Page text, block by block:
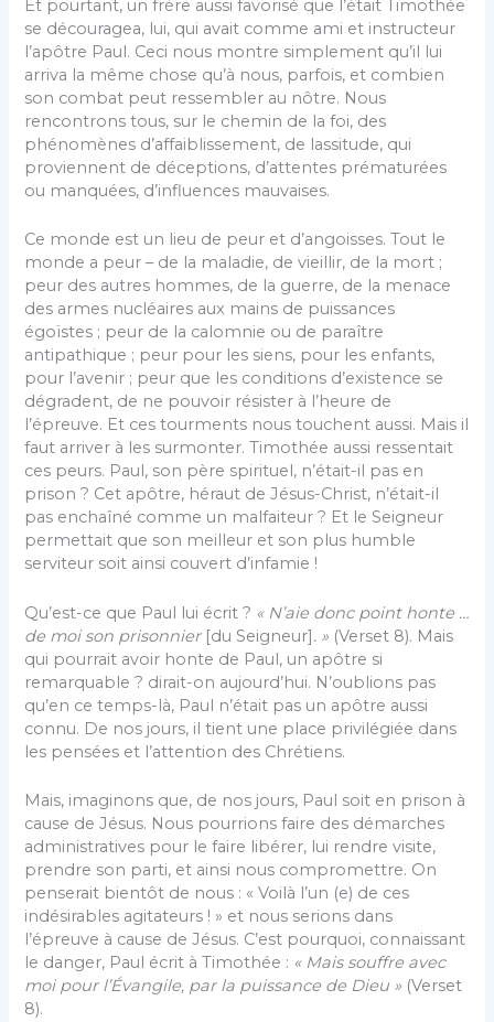
Et pourtant, un frère aussi favorisé que l’était Timothée
se découragea, lui, qui avait comme ami et instructeur
l’apôtre Paul. Ceci nous montre simplement qu’il lui
arriva la même chose qu’à nous, parfois, et combien
son combat peut ressembler au nôtre. Nous
rencontrons tous, sur le chemin de la foi, des
phénomènes d’affaiblissement, de lassitude, qui
proviennent de déceptions, d’attentes prématurées
ou manquées, d’influences mauvaises.
Ce monde est un lieu de peur et d’angoisses. Tout le
monde a peur – de la maladie, de vieillir, de la mort ;
peur des autres hommes, de la guerre, de la menace
des armes nucléaires aux mains de puissances
égoïstes ; peur de la calomnie ou de paraître
antipathique ; peur pour les siens, pour les enfants,
pour l’avenir ; peur que les conditions d’existence se
dégradent, de ne pouvoir résister à l’heure de
l’épreuve. Et ces tourments nous touchent aussi. Mais il
faut arriver à les surmonter. Timothée aussi ressentait
ces peurs. Paul, son père spirituel, n’était-il pas en
prison ? Cet apôtre, héraut de Jésus-Christ, n’était-il
pas enchaîné comme un malfaiteur ? Et le Seigneur
permettait que son meilleur et son plus humble
serviteur soit ainsi couvert d’infamie !
Qu’est-ce que Paul lui écrit ? « N’aie donc point honte …
de moi son prisonnier[du Seigneur]. » (Verset 8). Mais
qui pourrait avoir honte de Paul, un apôtre si
remarquable ? dirait-on aujourd’hui. N’oublions pas
qu’en ce temps-là, Paul n’était pas un apôtre aussi
connu. De nos jours, il tient une place privilégiée dans
les pensées et l’attention des Chrétiens.
Mais, imaginons que, de nos jours, Paul soit en prison à
cause de Jésus. Nous pourrions faire des démarches
administratives pour le faire libérer, lui rendre visite,
prendre son parti, et ainsi nous compromettre. On
penserait bientôt de nous : « Voilà l’un (e) de ces
indésirables agitateurs ! » et nous serions dans
l’épreuve à cause de Jésus. C’est pourquoi, connaissant
le danger, Paul écrit à Timothée : « Mais souffre avec
moi pour l’Évangile, par la puissance de Dieu » (Verset
8).